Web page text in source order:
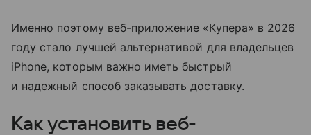
Именно поэтому веб-приложение «Купера» в 2026
году стало лучшей альтернативой для владельцев
iPhone, которым важно иметь быстрый
и надежный способ заказывать доставку.
Как установить веб-